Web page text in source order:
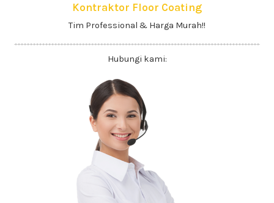
Kontraktor Floor Coating
Tim Professional & Harga Murah!!
Hubungi kami: